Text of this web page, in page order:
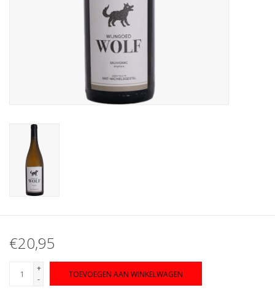
WSET wijncursus
€20,95
+
-
TOEVOEGEN AAN WINKELWAGEN